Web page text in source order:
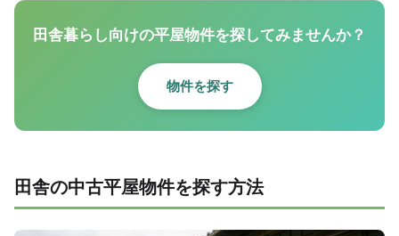
田舎暮らし向けの平屋物件を探してみませんか？
物件を探す
田舎の中古平屋物件を探す方法